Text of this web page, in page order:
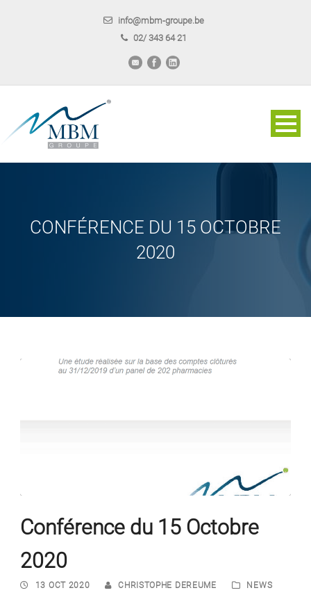
info@mbm-groupe.be
02/ 343 64 21
CONFÉRENCE DU 15 OCTOBRE
2020
Conférence du 15 Octobre
2020
13 OCT 2020 CHRISTOPHE DEREUME
NEWS